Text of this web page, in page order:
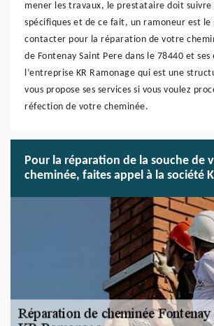
mener les travaux, le prestataire doit suivre
spécifiques et de ce fait, un ramoneur est le
contacter pour la réparation de votre
de Fontenay Saint Pere dans le 78440 et ses
l’entreprise KR Ramonage qui est une
vous propose ses services si vous voulez
réfection de votre cheminée.
Pour la réparation de la souche de
cheminée, faites appel à la société